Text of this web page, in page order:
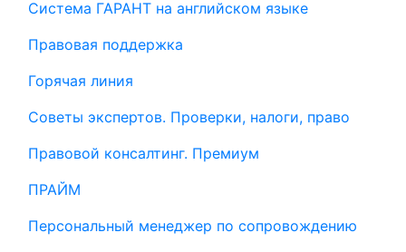
Система ГАРАНТ на английском языке
Правовая поддержка
Горячая линия
Советы экспертов. Проверки, налоги, право
Правовой консалтинг. Премиум
ПРАЙМ
Персональный менеджер по сопровождению